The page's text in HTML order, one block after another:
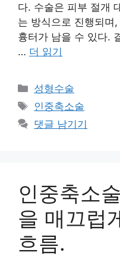
다. 수술은 피부 절개
는 방식으로 진행되며
흉터가 남을 수 있다.
… 더 읽기
카
테
리
성형수술
태
그
인중축소술
댓글 남기기
인중축소
을 매끄럽
흐름.